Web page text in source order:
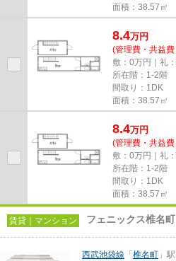
面積：38.57㎡
8.4万円
(管理費・共益
敷：0万円｜礼
所在階：1-2階
間取り：1DK
面積：38.57㎡
8.4万円
(管理費・共益
敷：0万円｜礼
所在階：1-2階
間取り：1DK
面積：38.57㎡
賃貸｜マンション フェニックス椎名町
西武池袋線 「 椎名町 」